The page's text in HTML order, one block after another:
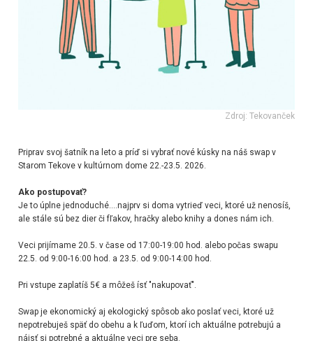
Zdroj: Tekovanček
Priprav svoj šatník na leto a príď si vybrať nové kúsky na náš swap v
Starom Tekove v kultúrnom dome 22.-23.5. 2026.
Ako postupovať?
Je to úplne jednoduché....najprv si doma vytrieď veci, ktoré už nenosíš,
ale stále sú bez dier či fľakov, hračky alebo knihy a dones nám ich.
Veci prijímame 20.5. v čase od 17:00-19:00 hod. alebo počas swapu
22.5. od 9:00-16:00 hod. a 23.5. od 9:00-14:00 hod.
Pri vstupe zaplatíš 5€ a môžeš ísť "nakupovať".
Swap je ekonomický aj ekologický spôsob ako poslať veci, ktoré už
nepotrebuješ späť do obehu a k ľuďom, ktorí ich aktuálne potrebujú a
nájsť si potrebné a aktuálne veci pre seba.